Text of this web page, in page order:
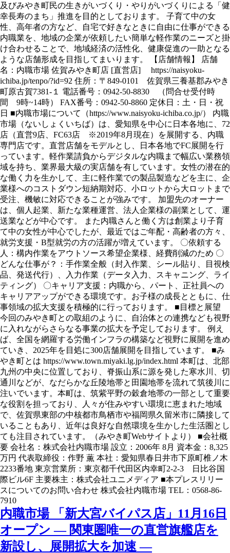
及びみやき町民の生きがいづくり・やりがいづくりによる「健
幸長寿のまち」推進を目的としております。 子育て中の女
性、高年者の方など、自宅で好きなときに自由に仕事ができる
内職業を、地域の企業が依頼したい簡単な軽作業のニーズと掛
け合わせることで、地域経済の活性化、健康促進の一助となる
ような店舗形成を目指してまいります。 【店舗情報】 店舗
名：内職市場 佐賀みやき町店 [直営店] https://naisyoku-
ichiba.jp/tenpo/?id=92 住所：〒849-0101 佐賀県三養基郡みやき
町原古賀7381-１ 電話番号：0942-50-8830 （問合せ受付時
間 9時~14時） FAX番号：0942-50-8860 定休日：土・日・祝
日 ■内職市場について（https://www.naisyoku-ichiba.co.jp/） 内職
市場（ないしょくいちば）は、愛知県を中心に日本各地に、72
店（直営9店、FC63店 ※2019年8月現在）を展開する、内職
専門店です。直営店舗をモデルとし、日本各地でFC展開を行
っています。軽作業請負からデジタルな内職まで幅広い業務領
域を持ち、業界最大級の実店舗を有しています。女性の潜在的
な働く力を生かして、主に軽作業での製品製造などを主に、企
業様へのコストダウン短納期対応、小ロットから大ロットまで
受注、機敏に対応できることが強みです。 加盟先のオーナー
は、個人起業、新たな業種運営、法人企業様の副業として、運
送業などが中心です。 また内職さんと働く方は創業より子育
て中の女性が中心でしたが、最近ではご年配・高齢者の方々、
就労支援・B型就労の方の活躍が増えています。 〇依頼する
人：構内作業をアウトソース希望企業様、経費削減のため 〇
どんな仕事が？：手作業全般（封入作業、シール貼り、目視検
品、発送代行）、入力作業（データ入力、スキャニング、ライ
ティング） 〇キャリア支援：内職から、パート、正社員への
キャリアアップができる環境です。お子様の成長とともに、仕
事領域の拡大支援を積極的に行っております。 ■目標と展望
今回のみやき町との取組のように、自治体との連携なども視野
に入れながらさらなる事業の拡大を予定しております。 例え
ば、全国を網羅する労働インフラの構築など視野に展開を進め
ていき、2025年を目処に300店舗展開を目指しています。 ■み
やき町とは https://www.town.miyaki.lg.jp/index.html 本町は、北部
九州の中央に位置しており、脊振山系に源を発した寒水川、切
通川などが、なだらかな丘陵地帯と田園地帯を流れて筑後川に
注いでいます。本町は、筑紫平野の穀倉地帯の一部として重要
な役割を担っており、人々が住みやすい環境に恵まれた地域
で、佐賀県東部の中核都市鳥栖市や福岡県久留米市に隣接して
いることもあり、近年は良好な自然環境を生かした生活圏とし
ても注目されています。（みやき町Webサイトより） ■会社概
要 会社名：株式会社内職市場 設立：2006年 8月 資本金：8,325
万円 代表取締役：作野 薫 本社：愛知県春日井市下原町椎ノ木
2233番地 東京営業所：東京都千代田区内幸町2-2-3 日比谷国
際ビル6F 主要株主：株式会社ユニメディア ■本プレスリリー
スについてのお問い合わせ 株式会社内職市場 TEL：0568-86-
7910
内職市場 「新大宮バイパス店」11月16日
オープン — 関東圏唯一の直営旗艦店を
新設し、展開拡大を加速 —